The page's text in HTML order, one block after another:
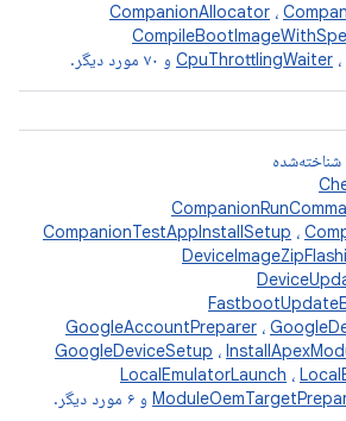
CompanionAllocator ،
CpuThrottlingWaiter ، و ۷۰ مورد دیگر.
CompanionTestAppInstallSetup ،
GoogleAccountPreparer ،
GoogleDeviceSetup ،
LocalEmulatorLaunch ،
و ۶ مورد دیگر.